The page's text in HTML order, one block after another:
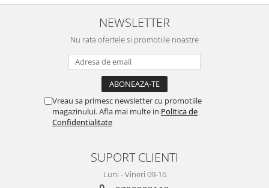
NEWSLETTER
Nu rata ofertele si promotiile noastre
Vreau sa primesc newsletter cu promotiile
magazinului. Afla mai multe in Politica de
Confidentialitate
SUPORT CLIENTI
Luni - Vineri 09-16